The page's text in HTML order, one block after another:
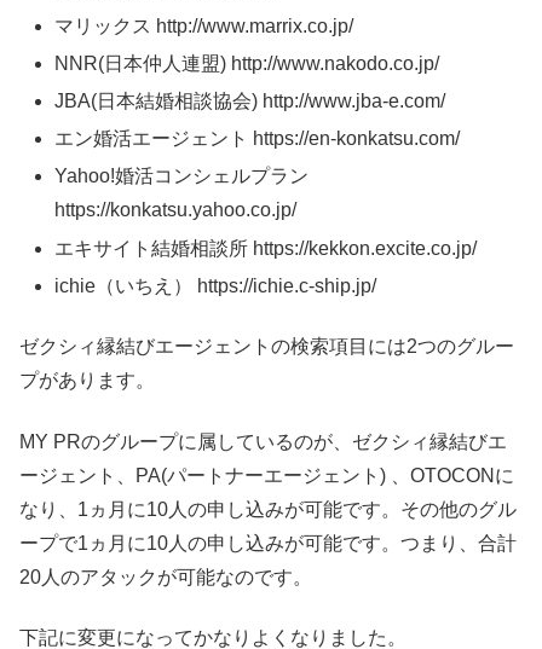
マリックス http://www.marrix.co.jp/
NNR(日本仲人連盟) http://www.nakodo.co.jp/
JBA(日本結婚相談協会) http://www.jba-e.com/
エン婚活エージェント https://en-konkatsu.com/
Yahoo!婚活コンシェルプラン
https://konkatsu.yahoo.co.jp/
エキサイト結婚相談所 https://kekkon.excite.co.jp/
ichie（いちえ） https://ichie.c-ship.jp/
ゼクシィ縁結びエージェントの検索項目には2つのグルー
プがあります。
MY PRのグループに属しているのが、ゼクシィ縁結びエ
ージェント、PA(パートナーエージェント) 、OTOCONに
なり、1ヵ月に10人の申し込みが可能です。その他のグル
ープで1ヵ月に10人の申し込みが可能です。つまり、合計
20人のアタックが可能なのです。
下記に変更になってかなりよくなりました。